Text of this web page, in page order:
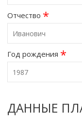
Отчество *
Год рождения *
ДАННЫЕ